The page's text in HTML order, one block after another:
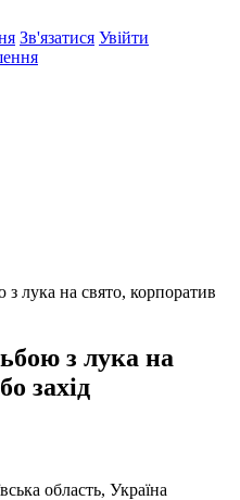
Зв'язатися Увійти
з лука на свято, корпоратив
з лука на
захід
область, Україна